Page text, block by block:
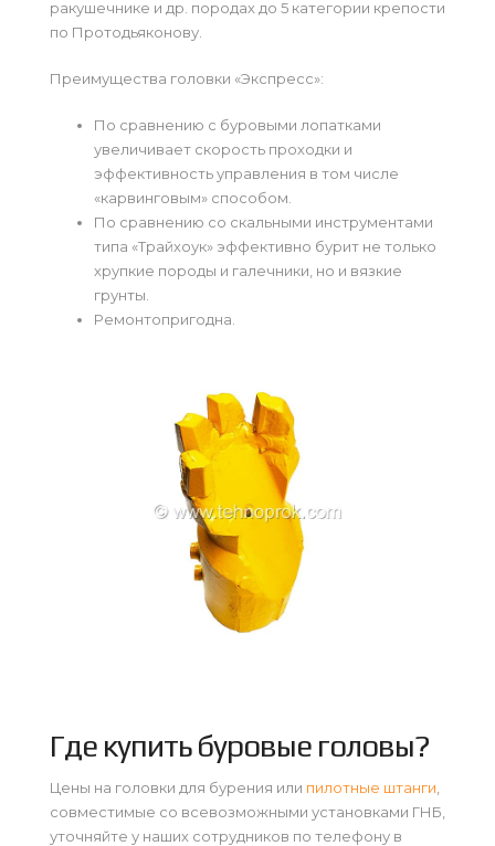
ракушечнике и др. породах до 5 категории крепости
по Протодьяконову.
Преимущества головки «Экспресс»:
По сравнению с буровыми лопатками
увеличивает скорость проходки и
эффективность управления в том числе
«карвинговым» способом.
По сравнению со скальными инструментами
типа «Трайхоук» эффективно бурит не только
хрупкие породы и галечники, но и вязкие
грунты.
Ремонтопригодна.
Где купить буровые головы?
Цены на головки для бурения или пилотные штанги
совместимые со всевозможными установками ГНБ,
уточняйте у наших сотрудников по телефону в